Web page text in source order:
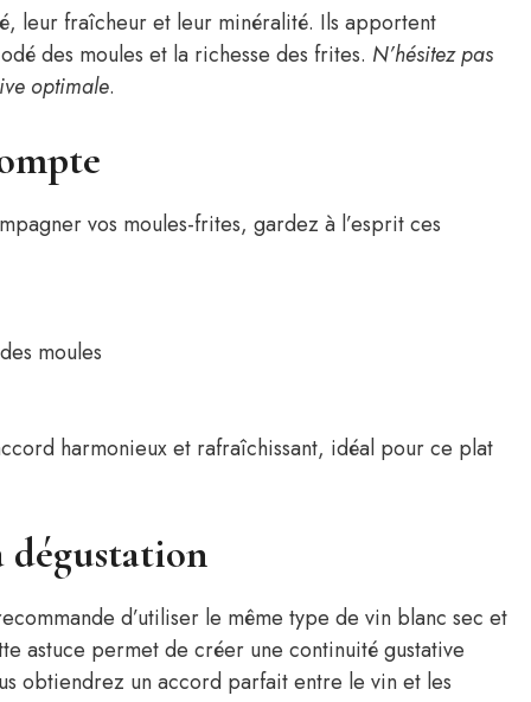
leur fraîcheur et leur minéralité. Ils apportent
des moules et la richesse des frites. N’hésitez pas
optimale.
vos moules-frites, gardez à l’esprit ces
moules
harmonieux et rafraîchissant, idéal pour ce plat
dégustation
d’utiliser le même type de vin blanc sec et
astuce permet de créer une continuité gustative
obtiendrez un accord parfait entre le vin et les